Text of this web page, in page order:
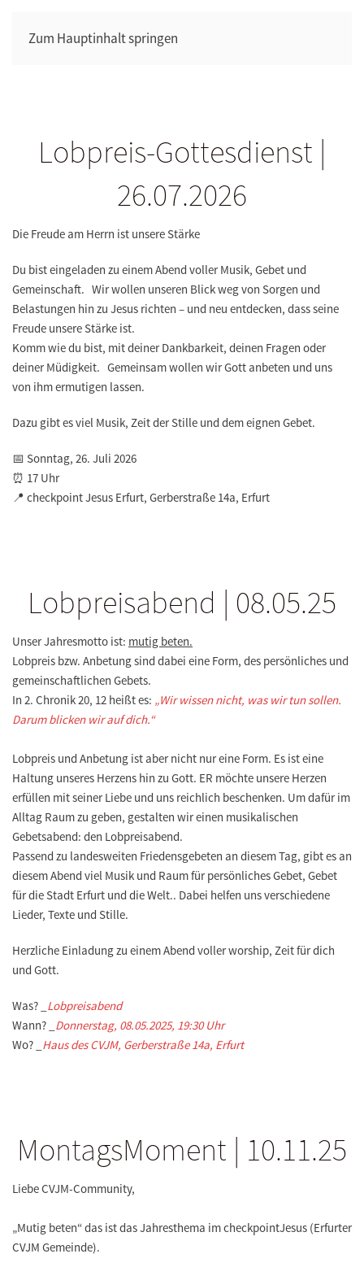
Zum Hauptinhalt springen
Lobpreis-Gottesdienst |
26.07.2026
Die Freude am Herrn ist unsere Stärke
Du bist eingeladen zu einem Abend voller Musik, Gebet und
Gemeinschaft. Wir wollen unseren Blick weg von Sorgen und
Belastungen hin zu Jesus richten – und neu entdecken, dass seine
Freude unsere Stärke ist.
Komm wie du bist, mit deiner Dankbarkeit, deinen Fragen oder
deiner Müdigkeit. Gemeinsam wollen wir Gott anbeten und uns
von ihm ermutigen lassen.
Dazu gibt es viel Musik, Zeit der Stille und dem eignen Gebet.
📅 Sonntag, 26. Juli 2026
⏰ 17 Uhr
📍 checkpoint Jesus Erfurt, Gerberstraße 14a, Erfurt
Lobpreisabend | 08.05.25
Unser Jahresmotto ist: mutig beten.
Lobpreis bzw. Anbetung sind dabei eine Form, des persönliches und
gemeinschaftlichen Gebets.
In 2. Chronik 20, 12 heißt es: „Wir wissen nicht, was wir tun sollen.
Darum blicken wir auf dich.“
Lobpreis und Anbetung ist aber nicht nur eine Form. Es ist eine
Haltung unseres Herzens hin zu Gott. ER möchte unsere Herzen
erfüllen mit seiner Liebe und uns reichlich beschenken. Um dafür im
Alltag Raum zu geben, gestalten wir einen musikalischen
Gebetsabend: den Lobpreisabend.
Passend zu landesweiten Friedensgebeten an diesem Tag, gibt es an
diesem Abend viel Musik und Raum für persönliches Gebet, Gebet
für die Stadt Erfurt und die Welt.. Dabei helfen uns verschiedene
Lieder, Texte und Stille.
Herzliche Einladung zu einem Abend voller worship, Zeit für dich
und Gott.
Was? _ Lobpreisabend
Wann? _ Donnerstag, 08.05.2025, 19:30 Uhr
Wo? _ Haus des CVJM, Gerberstraße 14a, Erfurt
MontagsMoment | 10.11.25
Liebe CVJM-Community,
„Mutig beten“ das ist das Jahresthema im checkpointJesus (Erfurter
CVJM Gemeinde).